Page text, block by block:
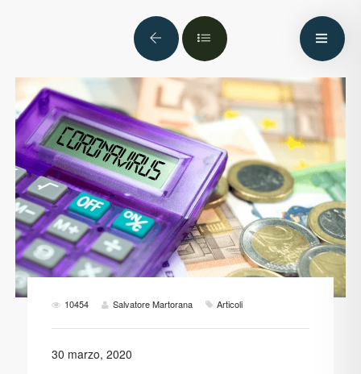
10454 Salvatore Martorana Articoli
30 marzo, 2020